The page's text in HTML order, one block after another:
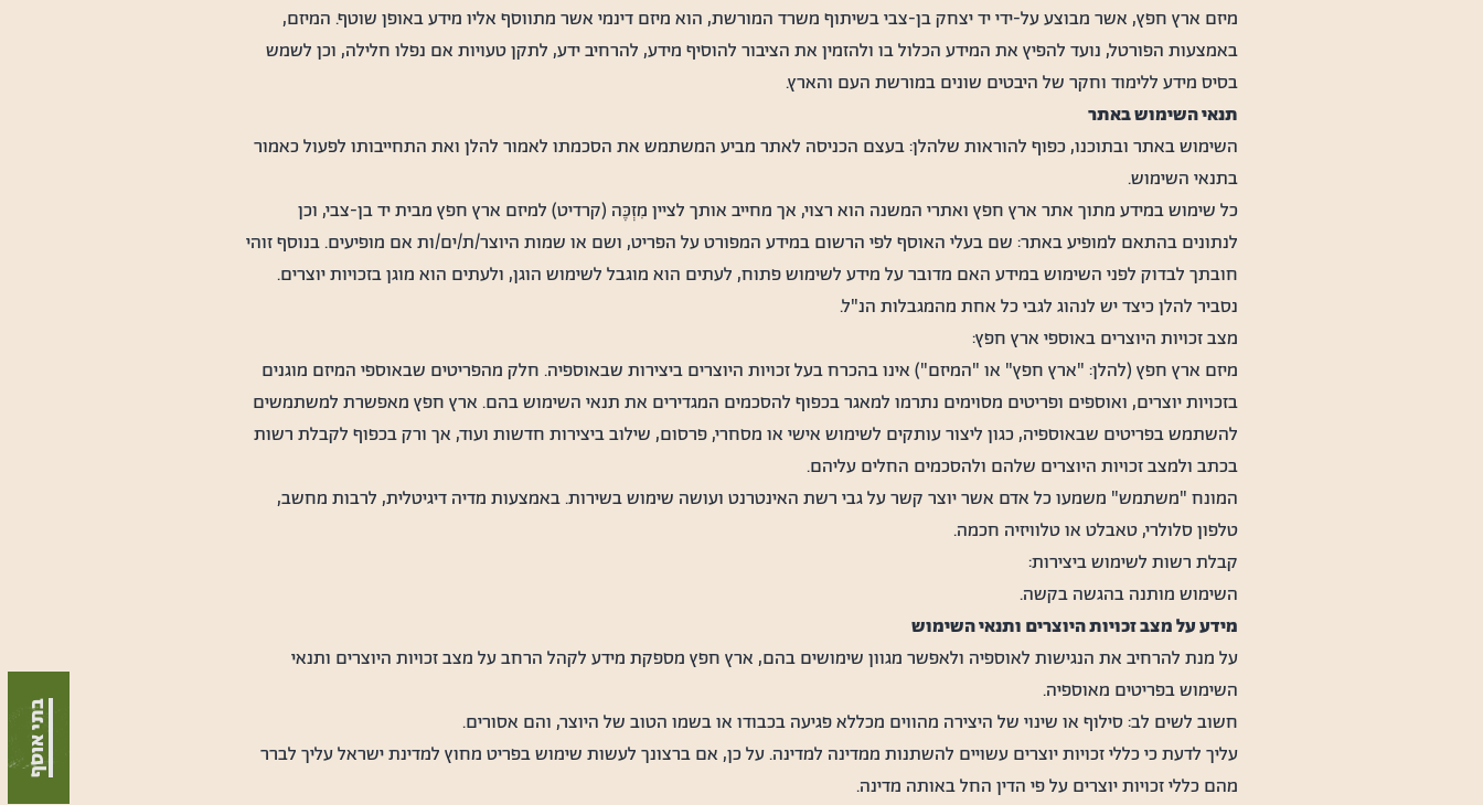
בתי אוסף
מיזם ארץ חפץ, אשר מבוצע על-ידי יד יצחק בן-צבי בשיתוף משרד המורשת, הוא מיזם דינמי אשר מתווסף אליו מידע באופן שוטף. המיזם,
באמצעות הפורטל, נועד להפיץ את המידע הכלול בו ולהזמין את הציבור להוסיף מידע, להרחיב ידע, לתקן טעויות אם נפלו חלילה, וכן לשמש
בסיס מידע ללימוד וחקר של היבטים שונים במורשת העם והארץ.
תנאי השימוש באתר
השימוש באתר ובתוכנו, כפוף להוראות שלהלן: בעצם הכניסה לאתר מביע המשתמש את הסכמתו לאמור להלן ואת התחייבותו לפעול כאמור
בתנאי השימוש.
כל שימוש במידע מתוך אתר ארץ חפץ ואתרי המשנה הוא רצוי, אך מחייב אותך לציין מִזְכֶּה (קרדיט) למיזם ארץ חפץ מבית יד בן-צבי, וכן
לנתונים בהתאם למופיע באתר: שם בעלי האוסף לפי הרשום במידע המפורט על הפריט, ושם או שמות היוצר/ת/ים/ות אם מופיעים. בנוסף זוהי
חובתך לבדוק לפני השימוש במידע האם מדובר על מידע לשימוש פתוח, לעתים הוא מוגבל לשימוש הוגן, ולעתים הוא מוגן בזכויות יוצרים.
נסביר להלן כיצד יש לנהוג לגבי כל אחת מהמגבלות הנ"ל.
מצב זכויות היוצרים באוספי ארץ חפץ:
מיזם ארץ חפץ (להלן: "ארץ חפץ" או "המיזם") אינו בהכרח בעל זכויות היוצרים ביצירות שבאוספיה. חלק מהפריטים שבאוספי המיזם מוגנים
בזכויות יוצרים, ואוספים ופריטים מסוימים נתרמו למאגר בכפוף להסכמים המגדירים את תנאי השימוש בהם. ארץ חפץ מאפשרת למשתמשים
להשתמש בפריטים שבאוספיה, כגון ליצור עותקים לשימוש אישי או מסחרי, פרסום, שילוב ביצירות חדשות ועוד, אך ורק בכפוף לקבלת רשות
בכתב ולמצב זכויות היוצרים שלהם ולהסכמים החלים עליהם.
המונח "משתמש" משמעו כל אדם אשר יוצר קשר על גבי רשת האינטרנט ועושה שימוש בשירות. באמצעות מדיה דיגיטלית, לרבות מחשב,
טלפון סלולרי, טאבלט או טלוויזיה חכמה.
קבלת רשות לשימוש ביצירות:
השימוש מותנה בהגשה בקשה.
מידע על מצב זכויות היוצרים ותנאי השימוש
על מנת להרחיב את הנגישות לאוספיה ולאפשר מגוון שימושים בהם, ארץ חפץ מספקת מידע לקהל הרחב על מצב זכויות היוצרים ותנאי
השימוש בפריטים מאוספיה.
חשוב לשים לב: סילוף או שינוי של היצירה מהווים מכללא פגיעה בכבודו או בשמו הטוב של היוצר, והם אסורים.
עליך לדעת כי כללי זכויות יוצרים עשויים להשתנות ממדינה למדינה. על כן, אם ברצונך לעשות שימוש בפריט מחוץ למדינת ישראל עליך לברר
מהם כללי זכויות יוצרים על פי הדין החל באותה מדינה.